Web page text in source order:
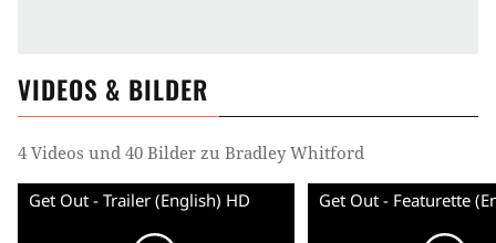
VIDEOS & BILDER
4 Videos und 40 Bilder zu Bradley Whitford
Get Out - Trailer (English) HD Get Out - Featurette